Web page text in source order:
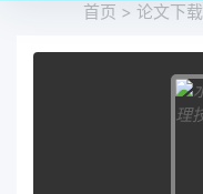
首页 > 论文下载